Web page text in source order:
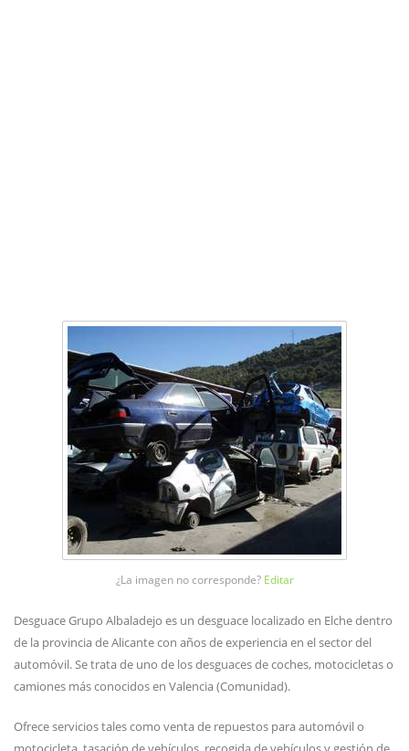
¿La imagen no corresponde? Editar
Desguace Grupo Albaladejo es un desguace localizado en Elche dentro
de la provincia de Alicante con años de experiencia en el sector del
automóvil. Se trata de uno de los desguaces de coches, motocicletas o
camiones más conocidos en Valencia (Comunidad).
Ofrece servicios tales como venta de repuestos para automóvil o